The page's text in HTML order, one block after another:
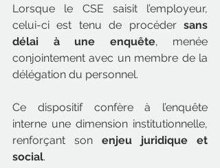
Lorsque le CSE saisit l’employeur,
celui-ci est tenu de procéder sans
délai à une enquête, menée
conjointement avec un membre de la
délégation du personnel.
Ce dispositif confère à l’enquête
interne une dimension institutionnelle,
renforçant son enjeu juridique et
social.